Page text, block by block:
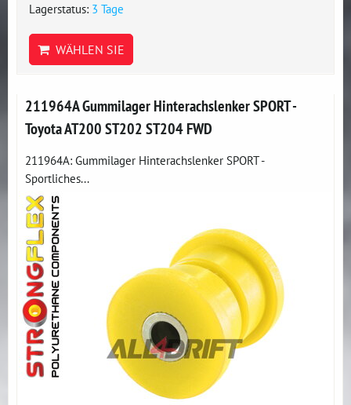
Lagerstatus: 3 Tage
WÄHLEN SIE
211964A Gummilager Hinterachslenker SPORT -
Toyota AT200 ST202 ST204 FWD
211964A: Gummilager Hinterachslenker SPORT -
Sportliches...